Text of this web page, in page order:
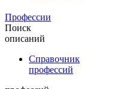
Профессии
Поиск
описаний
Справочник
профессий